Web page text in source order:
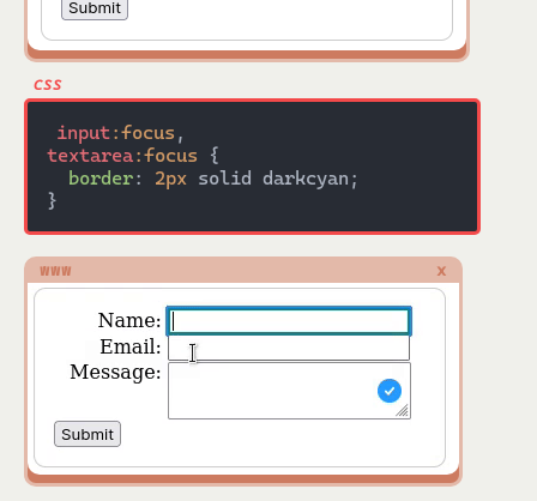
input:focus
textarea:focus {
border: 2px solid darkcyan;
www x